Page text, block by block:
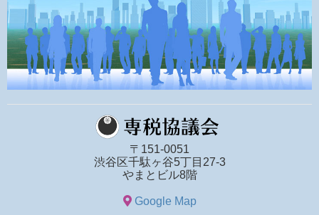
〒151-0051
渋谷区千駄ヶ谷5丁目27-3
やまとビル8階
Google Map